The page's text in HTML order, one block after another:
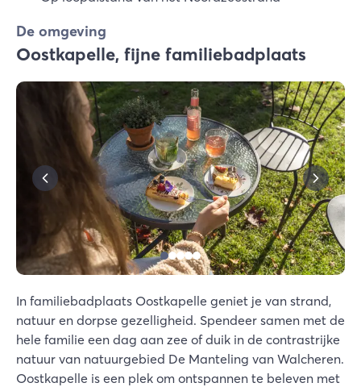
De omgeving
Oostkapelle, fijne familiebadplaats
In familiebadplaats Oostkapelle geniet je van strand,
natuur en dorpse gezelligheid. Spendeer samen met de
hele familie een dag aan zee of duik in de contrastrijke
natuur van natuurgebied De Manteling van Walcheren.
Oostkapelle is een plek om ontspannen te beleven met